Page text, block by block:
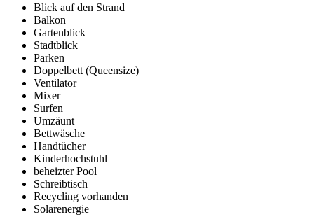
Blick auf den Strand
Balkon
Gartenblick
Stadtblick
Parken
Doppelbett (Queensize)
Ventilator
Mixer
Surfen
Umzäunt
Bettwäsche
Handtücher
Kinderhochstuhl
beheizter Pool
Schreibtisch
Recycling vorhanden
Solarenergie